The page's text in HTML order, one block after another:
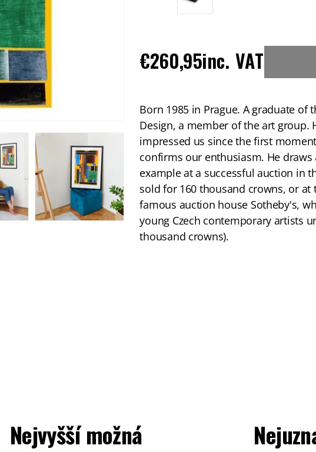
Regular
€260,95inc. VAT
Born 1985 in Prague. A graduate of
Design, a member of the art group.
impressed us since the first
confirms our enthusiasm. He
example at a successful auction in
sold for 160 thousand crowns, or
famous auction house Sotheby's,
young Czech contemporary artists
thousand crowns).
Nejvyšší možná